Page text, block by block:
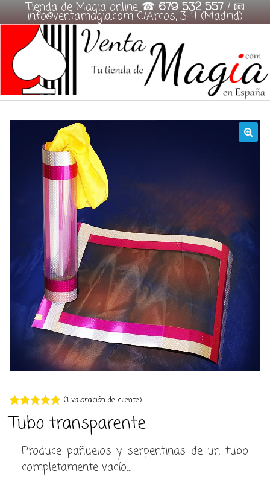
Tienda de Magia online ☎ 679 532 557/ 📧
info@ventamagia.com C/Arcos, 3-4 (Madrid)
content
Valorado con
5.00de 5 en
1
un cliente
(1valoración de cliente)
Tubo transparente
Produce pañuelos y serpentinas de un tubo
completamente vacío…